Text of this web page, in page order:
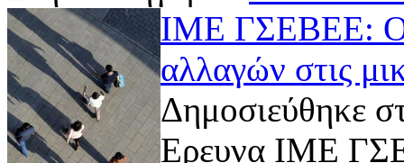
ΙΜΕ ΓΣΕΒΕΕ: Οι
αλλαγών στις
Δημοσιεύθηκε
Ερευνα ΙΜΕ